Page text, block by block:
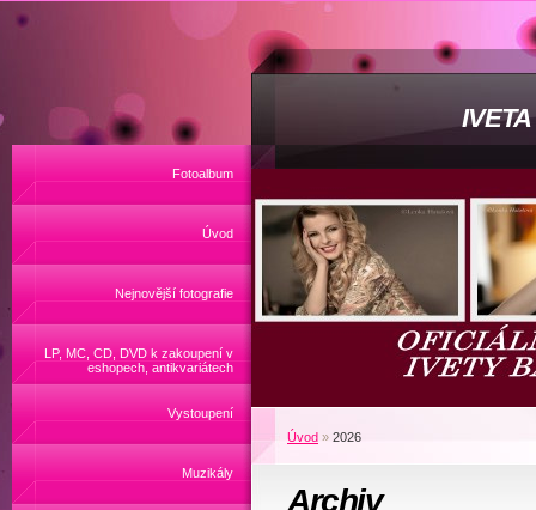
Fotoalbum
Úvod
Nejnovější fotografie
LP, MC, CD, DVD k zakoupení v
eshopech, antikvariátech
Vystoupení
Muzikály
Úvod » 2026
Archiv